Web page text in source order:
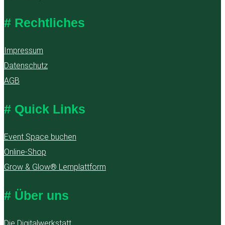
# Rechtliches
Impressum
Datenschutz
AGB
# Quick Links
Event Space buchen
Online-Shop
Grow & Glow® Lernplattform
# Über uns